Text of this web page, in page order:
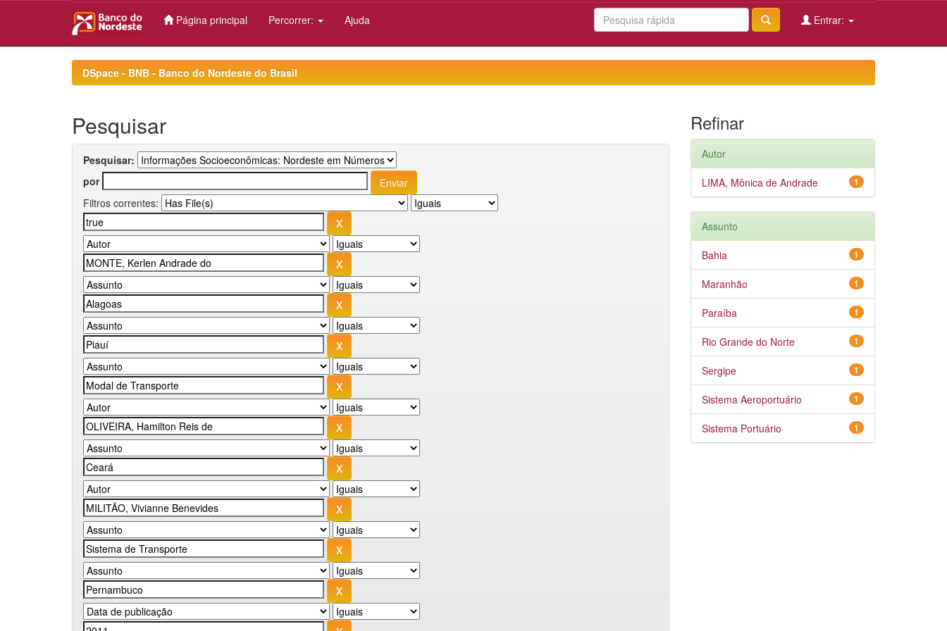
Página principal Percorrer: Ajuda Entrar:
DSpace - BNB - Banco do Nordeste do Brasil
Pesquisar
Pesquisar:
por
Filtros correntes:
Refinar
Autor
1
LIMA, Mônica de Andrade
Assunto
1
Bahia
1
Maranhão
1
Paraíba
1
Rio Grande do Norte
1
Sergipe
1
Sistema Aeroportuário
1
Sistema Portuário